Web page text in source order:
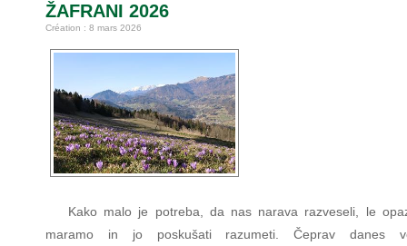
ŽAFRANI 2026
Création : 8 mars 2026
Kako malo je potreba, da nas narava razveseli, le
maramo in jo poskušati razumeti. Čeprav danes